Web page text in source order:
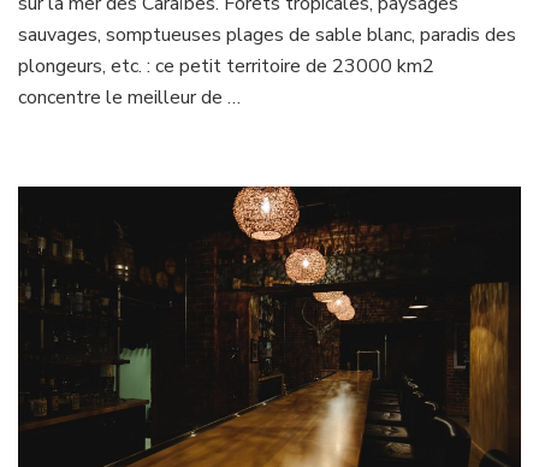
bonnes
raisons
d’y
aller
sauvages, somptueuses plages de sable blanc, paradis des
plongeurs, etc. : ce petit territoire de 23000 km2
concentre le meilleur de …